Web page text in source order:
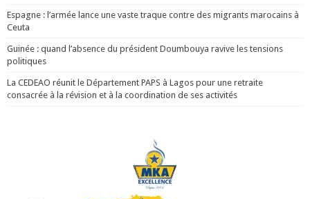
Espagne : l’armée lance une vaste traque contre des migrants marocains à
Ceuta
Guinée : quand l’absence du président Doumbouya ravive les tensions
politiques
La CEDEAO réunit le Département PAPS à Lagos pour une retraite
consacrée à la révision et à la coordination de ses activités